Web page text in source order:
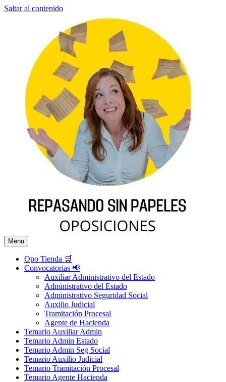
Saltar al contenido
Menu
Opo Tienda 🛒
Convocatorias 📢
Auxiliar Administrativo del Estado
Administrativo del Estado
Administrativo Seguridad Social
Auxilio Judicial
Tramitación Procesal
Agente de Hacienda
Temario Auxiliar Admin
Temario Admin Estado
Temario Admin Seg Social
Temario Auxilio Judicial
Temario Tramitación Procesal
Temario Agente Hacienda